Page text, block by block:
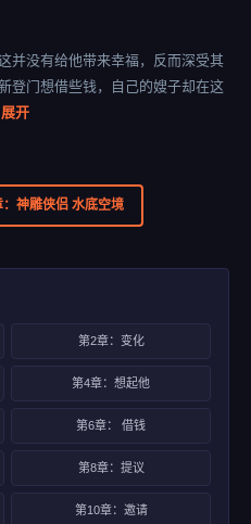
并没有给他带来幸福，反而深受其
登门想借些钱，自己的嫂子却在这
展开
神雕侠侣 水底空境
第2章：变化
第4章：想起他
第6章： 借钱
第8章：提议
第10章：邀请